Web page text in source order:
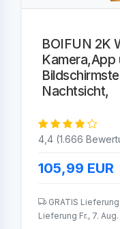
BOIFUN 2K
Kamera,App
Nachtsicht,
4,4 (1.666
105,99 EUR
GRATIS
Lieferung Fr., 7. Aug.